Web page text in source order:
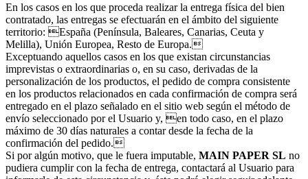
En los casos en los que proceda realizar la entrega física del bien
contratado, las entregas se efectuarán en el ámbito del siguiente
territorio: España (Península, Baleares, Canarias, Ceuta y
Melilla), Unión Europea, Resto de Europa.
Exceptuando aquellos casos en los que existan circunstancias
imprevistas o extraordinarias o, en su caso, derivadas de la
personalización de los productos, el pedido de compra consistente
en los productos relacionados en cada confirmación de compra será
entregado en el plazo señalado en el sitio web según el método de
envío seleccionado por el Usuario y, en todo caso, en el plazo
máximo de 30 días naturales a contar desde la fecha de la
confirmación del pedido.
Si por algún motivo, que le fuera imputable, MAIN PAPER SL no
pudiera cumplir con la fecha de entrega, contactará al Usuario para